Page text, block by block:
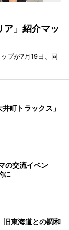
ア」紹介マッ
プが7月19日、同
町トラックス」
の交流イベン
に
東海道との調和